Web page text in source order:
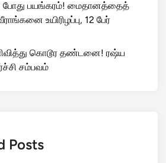
போது பயங்கரம்! மைதானத்தைத்
உயிரிழப்பு, 12 பேர்
கொடூர தண்டனை! ரஷ்ய
சம்பவம்
Posts